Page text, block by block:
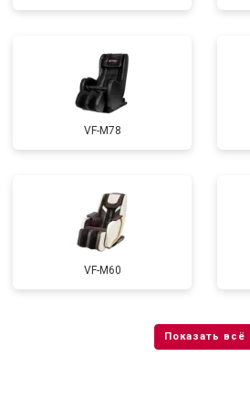
VF-M78
VF-M60